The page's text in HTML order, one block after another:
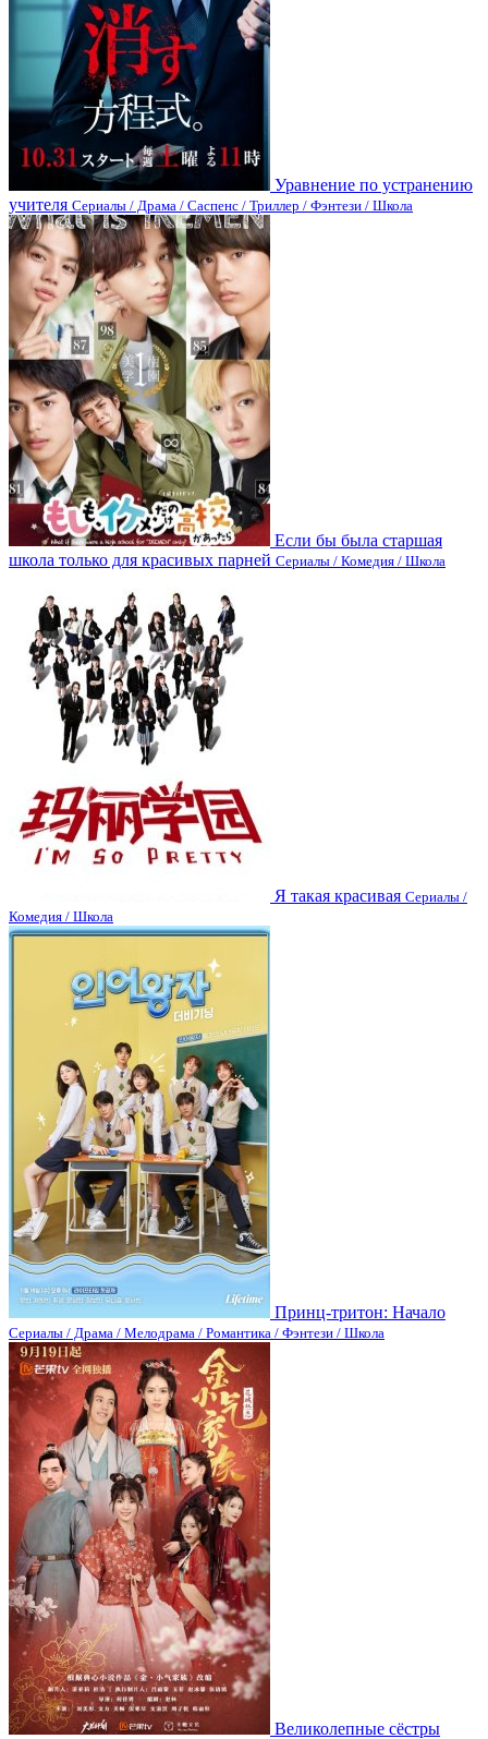
Уравнение по устранению
учителя Сериалы / Драма / Саспенс / Триллер / Фэнтези / Школа
Если бы была старшая
школа только для красивых парней Сериалы / Комедия / Школа
Я такая красивая Сериалы /
Комедия / Школа
Принц-тритон: Начало
Сериалы / Драма / Мелодрама / Романтика / Фэнтези / Школа
Великолепные сёстры